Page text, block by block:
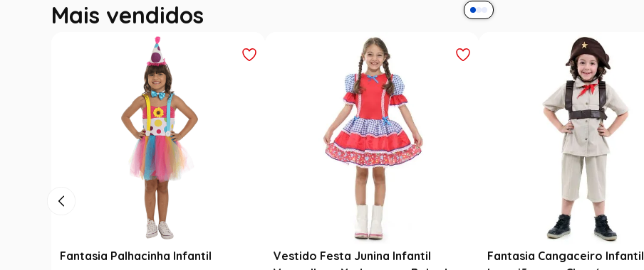
Mais vendidos
Fantasia Palhacinha Infantil
Vestido Festa Junina Infantil
Fantasia Cangaceiro Infantil